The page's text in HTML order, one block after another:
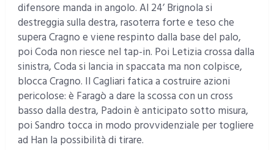
difensore manda in angolo. Al 24’ Brignola si
destreggia sulla destra, rasoterra forte e teso che
supera Cragno e viene respinto dalla base del palo,
poi Coda non riesce nel tap-in. Poi Letizia crossa dalla
sinistra, Coda si lancia in spaccata ma non colpisce,
blocca Cragno. Il Cagliari fatica a costruire azioni
pericolose: è Faragò a dare la scossa con un cross
basso dalla destra, Padoin è anticipato sotto misura,
poi Sandro tocca in modo provvidenziale per togliere
ad Han la possibilità di tirare.